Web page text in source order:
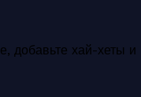
добавьте хай-хеты и